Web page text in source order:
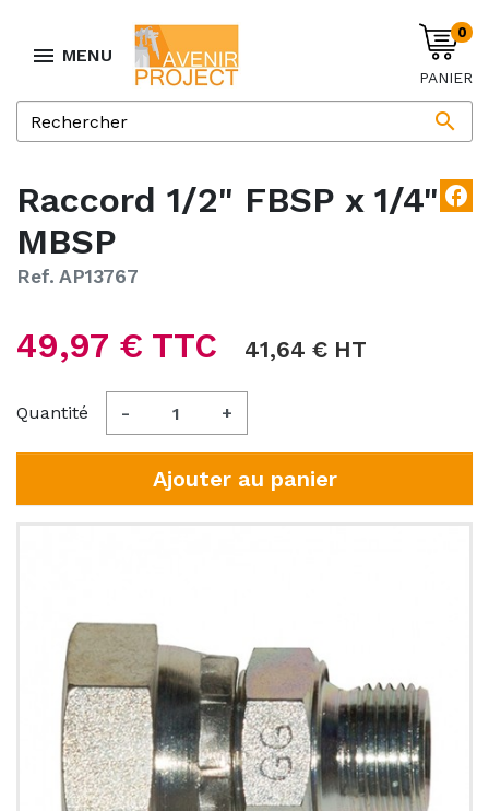
 MENU

0
PANIER
Raccord 1/2" FBSP x 1/4"
MBSP
facebook
Ref. AP13767
49,97 € TTC 41,64 € HT
Quantité - +
Ajouter au panier